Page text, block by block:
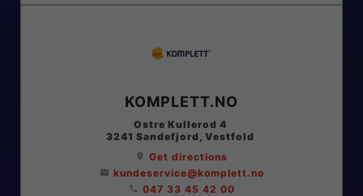
KOMPLETT.NO
Ostre Kullerod 4
3241 Sandefjord , Vestfold
location_on Get directions
email kundeservice@komplett.no
phone 047 33 45 42 00